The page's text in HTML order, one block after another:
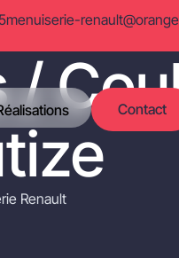
menuiserie-
Contact
Renault